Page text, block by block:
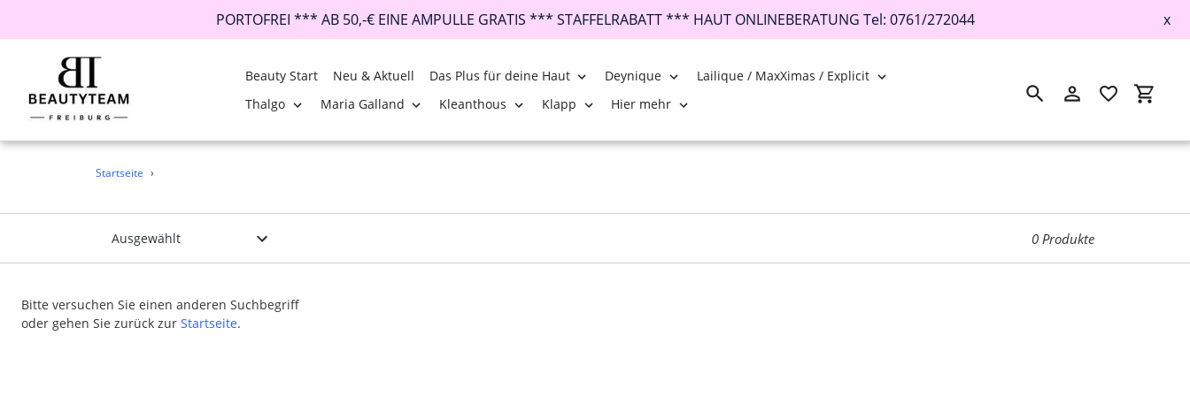
PORTOFREI *** AB 50,-€ EINE AMPULLE GRATIS *** STAFFELRABATT *** HAUT ONLINEBERATUNG Tel: 0761/272044 x
Beauty Start Neu & Aktuell Das Plus für deine Haut Deynique
Lailique / MaxXimas / Explicit
Thalgo
Maria Galland Kleanthous Klapp Hier mehr SuchenEinloggen
Startseite ›
0 Produkte
Bitte versuchen Sie einen anderen Suchbegriff
oder gehen Sie zurück zur Startseite.